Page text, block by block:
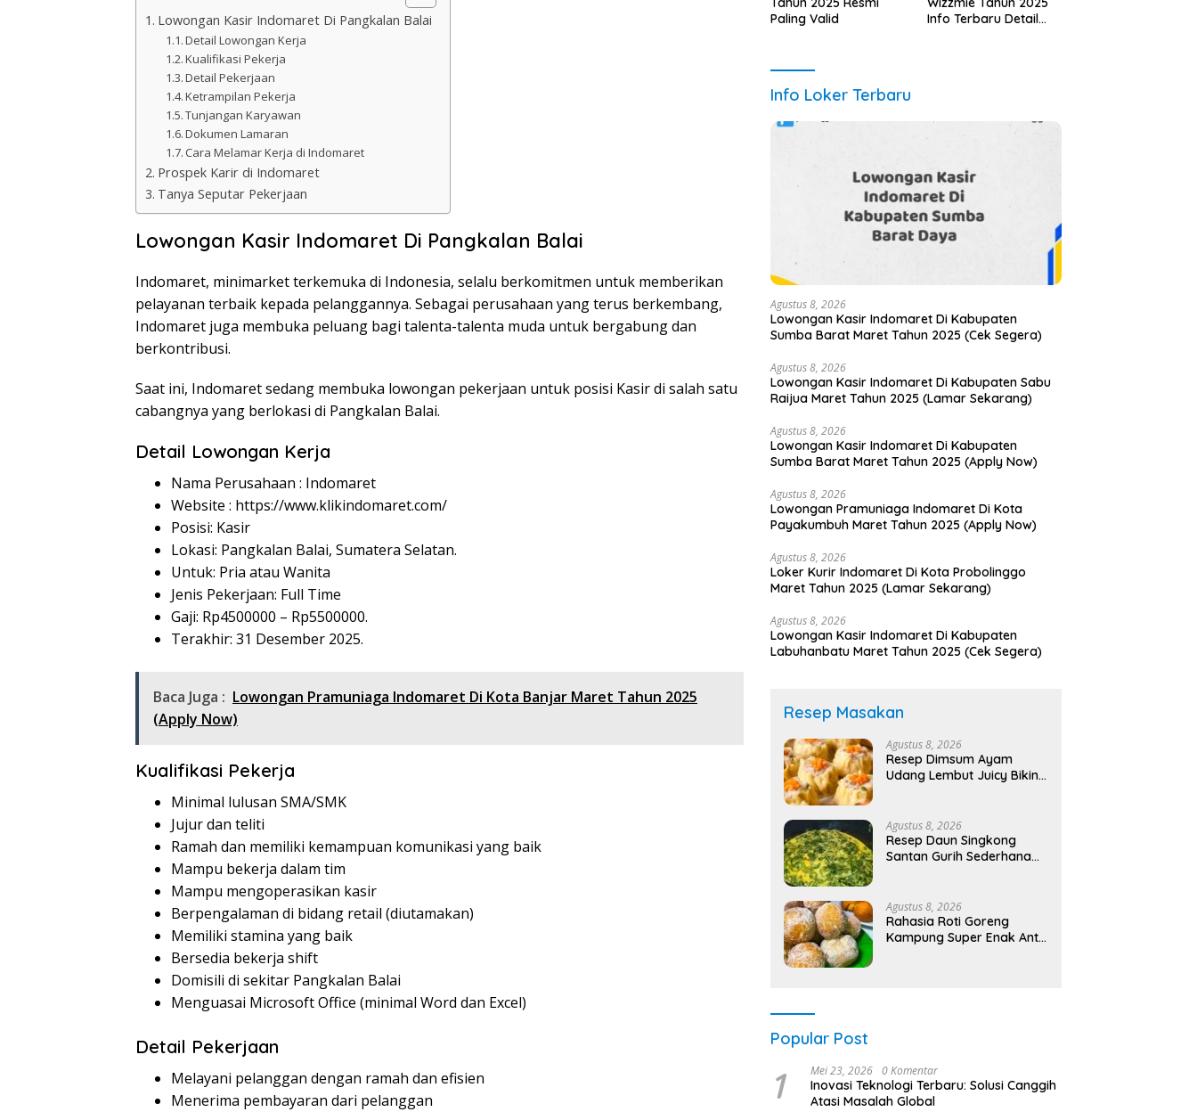
Lowongan Kasir Indomaret Di Pangkalan Balai
Detail Lowongan Kerja
Kualifikasi Pekerja
Detail Pekerjaan
Ketrampilan Pekerja
Tunjangan Karyawan
Dokumen Lamaran
Cara Melamar Kerja di Indomaret
Prospek Karir di Indomaret
Tanya Seputar Pekerjaan
Lowongan Kasir Indomaret Di Pangkalan Balai
Indomaret, minimarket terkemuka di Indonesia, selalu berkomitmen untuk memberikan
pelayanan terbaik kepada pelanggannya. Sebagai perusahaan yang terus berkembang,
Indomaret juga membuka peluang bagi talenta-talenta muda untuk bergabung dan
berkontribusi.
Saat ini, Indomaret sedang membuka lowongan pekerjaan untuk posisi Kasir di salah satu
cabangnya yang berlokasi di Pangkalan Balai.
Detail Lowongan Kerja
Nama Perusahaan : Indomaret
Website : https://www.klikindomaret.com/
Posisi: Kasir
Lokasi: Pangkalan Balai, Sumatera Selatan.
Untuk: Pria atau Wanita
Jenis Pekerjaan: Full Time
Gaji: Rp4500000 – Rp5500000.
Terakhir: 31 Desember 2025.
Baca Juga : Lowongan Pramuniaga Indomaret Di Kota Banjar Maret Tahun 2025
(Apply Now)
Kualifikasi Pekerja
Minimal lulusan SMA/SMK
Jujur dan teliti
Ramah dan memiliki kemampuan komunikasi yang baik
Mampu bekerja dalam tim
Mampu mengoperasikan kasir
Berpengalaman di bidang retail (diutamakan)
Memiliki stamina yang baik
Bersedia bekerja shift
Domisili di sekitar Pangkalan Balai
Menguasai Microsoft Office (minimal Word dan Excel)
Detail Pekerjaan
Melayani pelanggan dengan ramah dan efisien
Menerima pembayaran dari pelanggan
Paling Valid
Info Terbaru Detail
Info Loker Terbaru
Agustus 8, 2026
Lowongan Kasir Indomaret Di Kabupaten
Sumba Barat Maret Tahun 2025 (Cek Segera)
Agustus 8, 2026
Lowongan Kasir Indomaret Di Kabupaten Sabu
Raijua Maret Tahun 2025 (Lamar Sekarang)
Agustus 8, 2026
Lowongan Kasir Indomaret Di Kabupaten
Sumba Barat Maret Tahun 2025 (Apply Now)
Agustus 8, 2026
Lowongan Pramuniaga Indomaret Di Kota
Payakumbuh Maret Tahun 2025 (Apply Now)
Agustus 8, 2026
Loker Kurir Indomaret Di Kota Probolinggo
Maret Tahun 2025 (Lamar Sekarang)
Agustus 8, 2026
Lowongan Kasir Indomaret Di Kabupaten
Labuhanbatu Maret Tahun 2025 (Cek Segera)
Resep Masakan
Agustus 8, 2026
Resep Dimsum Ayam
Udang Lembut Juicy Bikin
Agustus 8, 2026
Resep Daun Singkong
Santan Gurih Sederhana
Agustus 8, 2026
Rahasia Roti Goreng
Kampung Super Enak Anti
Popular Post
1 Mei 23, 2026 0 Komentar
Inovasi Teknologi Terbaru: Solusi Canggih
Atasi Masalah Global